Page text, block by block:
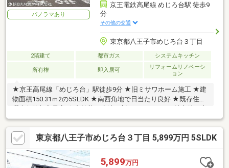
パノラマあり
京王電鉄高尾線 めじろ台駅 徒歩9
分
その他の交通
東京都八王子市めじろ台３丁目
2階建て 都市ガス システムキッチン
所有権 即入居可
リフォームリノベーシ
ョン
★京王高尾線「めじろ台」駅徒歩9分 ★旧ミサワホーム施工 ★建
物面積150.31ｍ2の5SLDK ★南西角地で日当たり良好 ★既存住宅
来へ。
東京都八王子市めじろ台３丁目 5,899万円 5SLDK
5,899万円